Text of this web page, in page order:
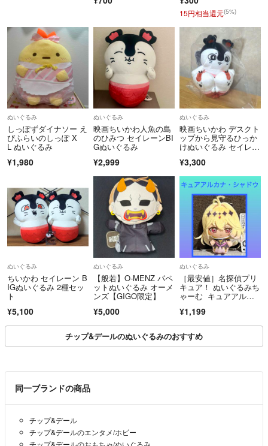
15円相当還元(5%)
ぬいぐるみ
しっぽずダイナソー え
びふらいのしっぽ X
L ぬいぐるみ
¥1,980
ぬいぐるみ
映画ちいかわ人魚の島
のひみつ セイレーンBI
Gぬいぐるみ
¥2,999
ぬいぐるみ
映画ちいかわ デスクト
ップから見守るひっか
けぬいぐるみ セイレー
¥3,300
ぬいぐるみ
ちいかわ セイレーン B
IGぬいぐるみ 2種セッ
ト
¥5,100
ぬいぐるみ
【般若】O-MENZ パペ
ットぬいぐるみ オーメ
ンズ【GIGO限定】
¥5,000
ぬいぐるみ
［最安値］名探偵プリ
キュア！ ぬいぐるみち
ゃーむ キュアアルカ
¥1,199
チップ&デールのぬいぐるみのおすすめ
同一ブランドの商品
チップ&デール
チップ&デールのエンタメ/ホビー
チップ&デールのおもちゃ/ぬいぐるみ